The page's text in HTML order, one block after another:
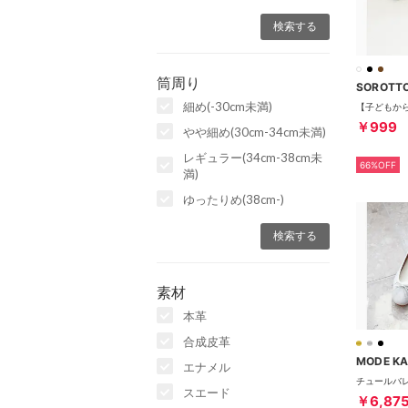
筒周り
細め(-30cm未満)
やや細め(30cm-34cm未満)
レギュラー(34cm-38cm未
満)
ゆったりめ(38cm-)
素材
本革
合成皮革
エナメル
スエード
￥999
66%OFF
MODE
￥